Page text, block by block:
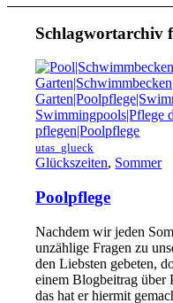
Schlagwortarchiv
utas_glueck
Glückszeiten, Sommer
Poolpflege
Nachdem wir jeden
unzählige Fragen zu
den Liebsten gebeten,
einem Blogbeitrag über
das hat er hiermit